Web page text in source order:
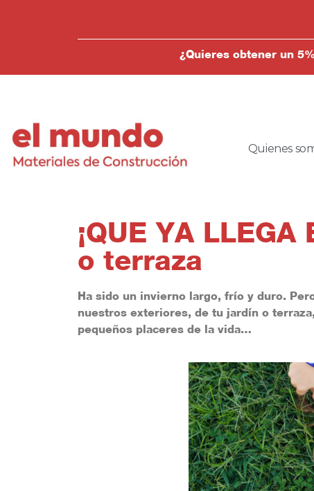
¿Quieres obtener un
Quienes
¡QUE YA
o terraza
Ha sido un invierno largo, frío y duro.
nuestros exteriores, de tu jardín o
pequeños placeres de la vida…